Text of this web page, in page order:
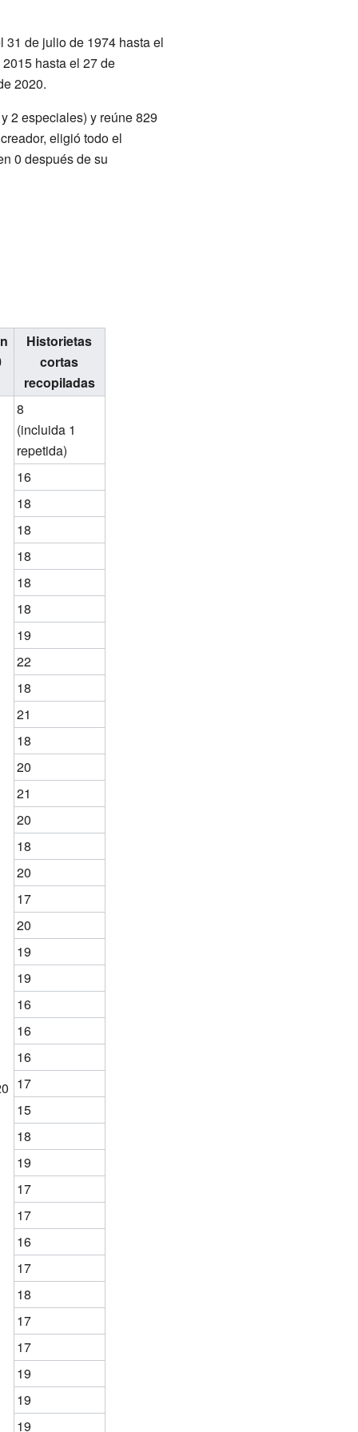
31 de julio de 1974 hasta el
hasta el 27 de
2020.
2 especiales) y reúne 829
eligió todo el
0 después de su
Historietas
cortas
recopiladas
8
(incluida 1
repetida)
16
18
18
18
18
18
19
22
18
21
18
20
21
20
18
20
17
20
19
19
16
16
16
17
15
18
19
17
17
16
17
18
17
17
19
19
19